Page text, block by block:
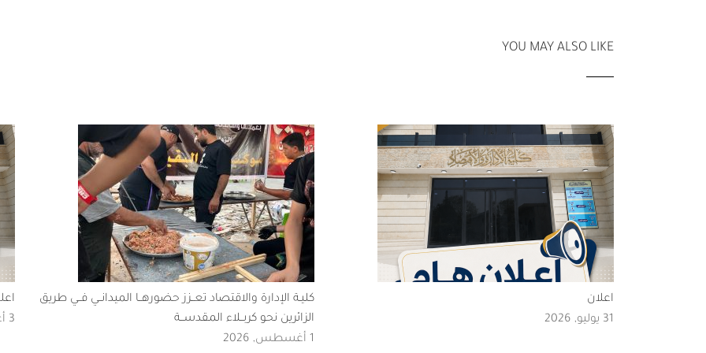
YOU MAY ALSO LIKE
3 أغسطس, 2026
كليـة الإدارة والاقتصاد تعــزز حضورهــا الميدانــي فــي طريق
الزائرين نحو كربــلاء المقدســة
1 أغسطس, 2026
اعلان
31 يوليو, 2026